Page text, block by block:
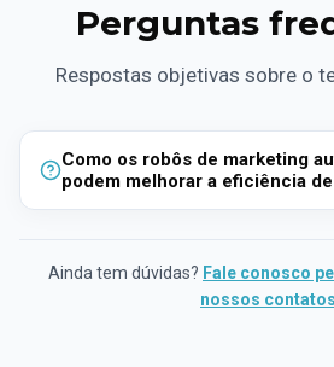
Perguntas
Respostas objetivas sobre o
Como os robôs de marketing
podem melhorar a eficiência
centralizam dados e personalizam a
otimizando os processos e reduzindo
Ainda tem dúvidas? Fale conosco
nossos contatos